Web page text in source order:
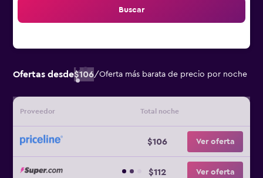
Buscar
Ofertas desde$106/Oferta más barata de precio por noche
Proveedor Total noche
$106 Ver oferta
$112 Ver oferta